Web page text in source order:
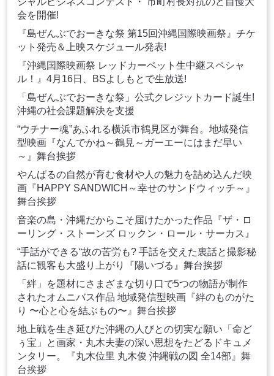
会を開催!
『島ぜんぶでおーきな祭 第15回沖縄国際映画祭』チケ
ット発売＆上映スケジュール発表!
『沖縄国際映画祭 レッドカーペット生中継スペシャ
ル！』4月16日、BSよしもとで生放送!
「島ぜんぶでおーきな祭」公式クレジットカード誕生!
沖縄の社会課題解決を支援
“ウチナー魂”あふれる横浜市鶴見区が舞台。地域発信
型映画『なんでかね～鶴見～ガーエーにはまだ早い
～』舞台挨拶
やんばるの自然が育む食材や人の魅力を詰め込んだ映
画『HAPPY SANDWICH～幸せのサンドウィッチ～』
舞台挨拶
音楽の島・沖縄だからこそ届けたかった作品『ザ・ロ
ーリング・ストーンズ ロックン・ロール・サーカス』
“手話ができる“故の苦労も? 手話を交えた裏話と撮影秘
話に観客も大盛り上がり『陽いづる』舞台挨拶
「絆」を題材にさまざまな切り口で5つの物語が制作
されたオムニバス作品 地域発信型映画『絆のものがた
り 〜心と心を結ぶもの〜』舞台挨拶
地上戦を生き延びた沖縄の人びとの切実な願い「命ど
ぅ宝」と画家・丸木夫妻の深い思想をたどるドキュメ
ンタリー。『丸木位里 丸木俊 沖縄戦の図 全14部』舞
台挨拶